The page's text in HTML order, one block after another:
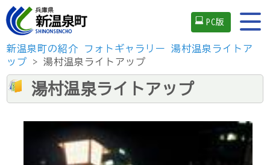
PC版
新温泉町の紹介 フォトギャラリー
湯村温泉ライトア
ップ > 湯村温泉ライトアップ
湯村温泉ライトアップ